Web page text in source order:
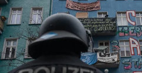
berlin
nord
wahrheit